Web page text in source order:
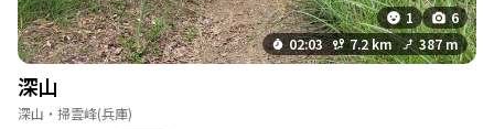
1
6
02:03
7.2 km 387 m
深山
深山・掃雲峰(兵庫)